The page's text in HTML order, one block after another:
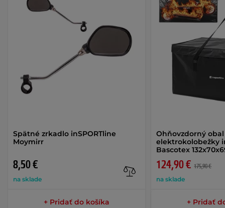
Spätné zrkadlo inSPORTline
Moymirr
8,50 €
na sklade
+ Pridať do košíka
Ohňovzdorný
elektrokolobežky
Bascotex
124,90 € 175,90 €
na sklade
+ Pridať